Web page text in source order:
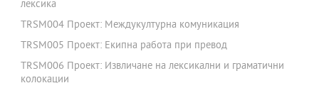
лексика
TRSM004 Проект: Междукултурна комуникация
TRSM005 Проект: Екипна работа при превод
TRSM006 Проект: Извличане на лексикални и граматични
колокации